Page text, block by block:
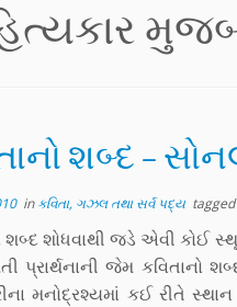
શબ્દ –
inકવિતા, ગઝલ તથા સર્વ પદ્ય tagged
શબ્દ શોધવાથી જડે એવી કોઈ
પ્રાર્થનાની જેમ
મનોદ્રશ્યમાં કઈ રીતે